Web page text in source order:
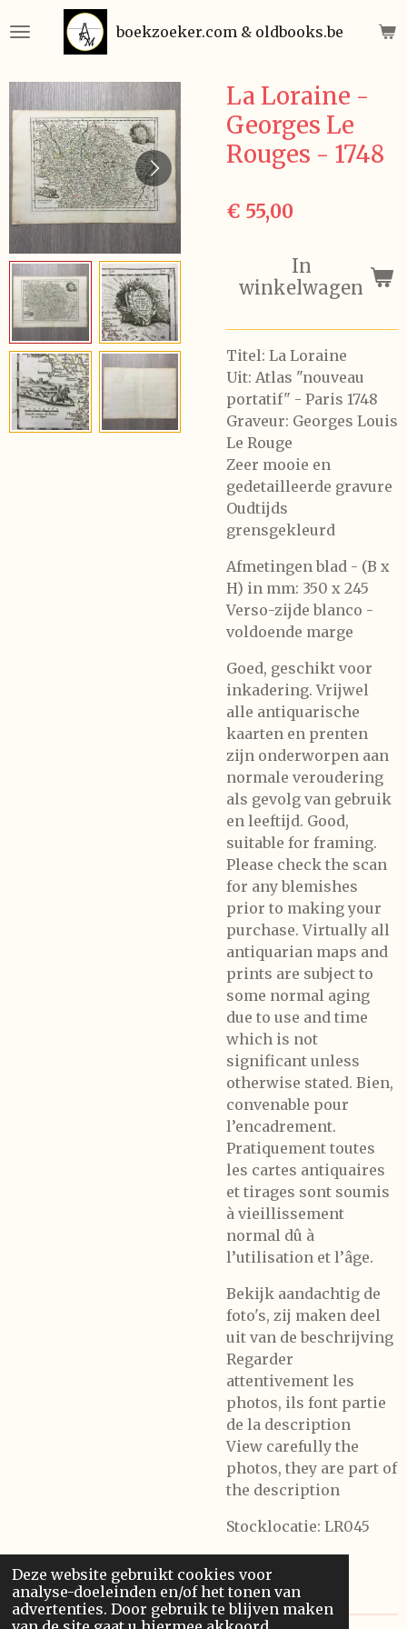
Deze website gebruikt cookies voor
analyse-doeleinden en/of het tonen van
advertenties. Door gebruik te blijven maken
direct
de
hoofdinhoud
boekzoeker.com & oldbooks.be
La Loraine -
Georges Le
Rouges - 1748
€ 55,00
In
winkelwagen
Titel: La Loraine
Uit: Atlas "nouveau
portatif" - Paris 1748
Graveur: Georges Louis
Le Rouge
Zeer mooie en
gedetailleerde gravure
Oudtijds
grensgekleurd
Afmetingen blad - (B x
H) in mm: 350 x 245
Verso-zijde blanco -
voldoende marge
Goed, geschikt voor
inkadering. Vrijwel
alle antiquarische
kaarten en prenten
zijn onderworpen aan
normale veroudering
als gevolg van gebruik
en leeftijd. Good,
suitable for framing.
Please check the scan
for any blemishes
prior to making your
purchase. Virtually all
antiquarian maps and
prints are subject to
some normal aging
due to use and time
which is not
significant unless
otherwise stated. Bien,
convenable pour
l’encadrement.
Pratiquement toutes
les cartes antiquaires
et tirages sont soumis
à vieillissement
normal dû à
l’utilisation et l’âge.
Bekijk aandachtig de
foto's, zij maken deel
uit van de beschrijving
Regarder
attentivement les
photos, ils font partie
de la description
View carefully the
photos, they are part of
the description
Stocklocatie: LR045